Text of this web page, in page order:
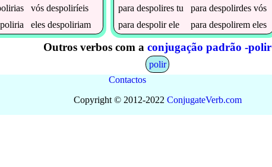
vósdespoliríeis
elesdespoliriam
paradespolires tu paradespolirdes vós
paradespolirele paradespolirem eles
Outros verbos com a conjugação padrão -polir
polir
Contactos
Copyright © 2012-2022 ConjugateVerb.com